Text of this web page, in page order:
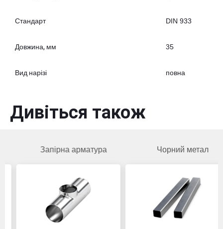
Стандарт DIN 933
Довжина, мм 35
Вид нарізі повна
Дивіться також
Запірна арматура Чорний метал